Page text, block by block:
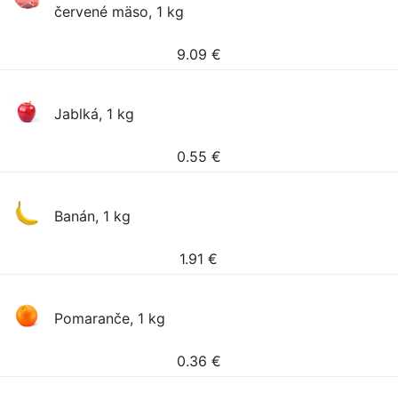
červené mäso, 1 kg
9.09 €
Jablká, 1 kg
0.55 €
Banán, 1 kg
1.91 €
Pomaranče, 1 kg
0.36 €